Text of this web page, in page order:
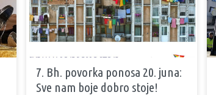
7. Bh. povorka ponosa 20. juna:
Sve nam boje dobro stoje!